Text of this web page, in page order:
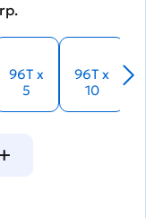
96T x
5
96T x
10